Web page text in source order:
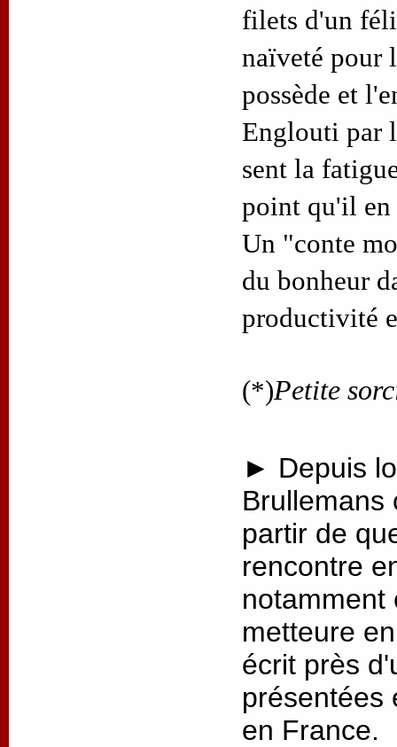
filets d'un
naïveté pour
possède et
Englouti par
sent la
point qu'il en
Un "conte
du bonheur
productivité
(*)Petite
► Depuis
Brullemans
partir de
rencontre
notamment
metteure
écrit près
présentées
en France.